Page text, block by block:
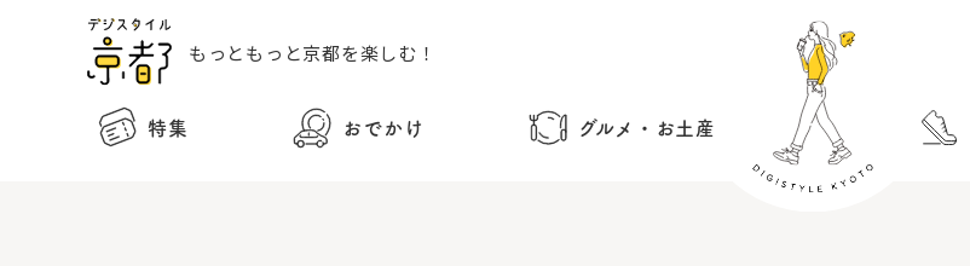
もっともっと京都を楽しむ！
特集 おでかけ グルメ・お土産